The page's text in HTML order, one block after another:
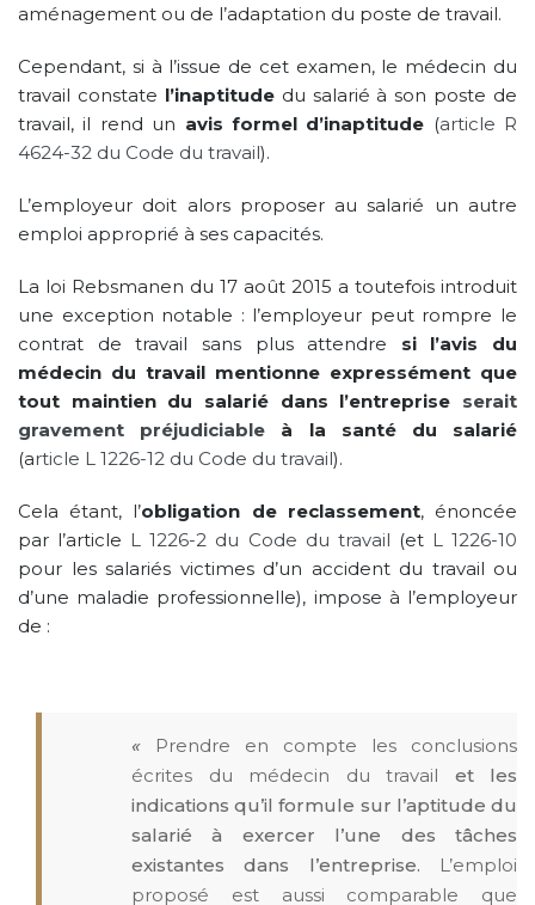
aménagement ou de l’adaptation du poste de travail.
Cependant, si à l’issue de cet examen, le médecin du
travail constate l’inaptitudedu salarié à son poste de
travail, il rend un avis formel d’inaptitude (article R
4624-32 du Code du travail).
L’employeur doit alors proposer au salarié un autre
emploi approprié à ses capacités.
La loi Rebsmanen du 17 août 2015 a toutefois introduit
une exception notable : l’employeur peut rompre le
contrat de travail sans plus attendre si l’avis du
médecin du travail mentionne expressément que
tout maintien du salarié dans l’entreprise serait
gravement préjudiciable à la santé du salarié
(article L 1226-12 du Code du travail).
Cela étant, l’obligation de reclassement, énoncée
par l’article L 1226-2 du Code du travail (et L 1226-10
pour les salariés victimes d’un accident du travail ou
d’une maladie professionnelle), impose à l’employeur
de :
« Prendre en compte les conclusions
écrites du médecin du travail et les
indications qu’il formule sur l’aptitude du
salarié à exercer l’une des tâches
existantes dans l’entreprise.
L’emploi
proposé est aussi comparable que